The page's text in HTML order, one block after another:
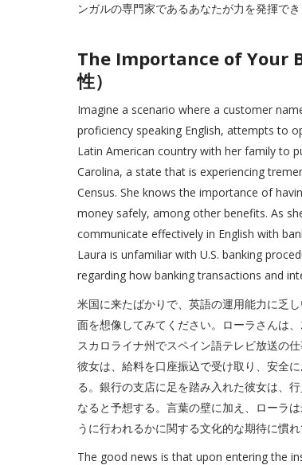
ンガルの専門家であるあなたが力を発揮でき
The Importance of Your
性）
Imagine a scenario where a customer
proficiency speaking English, attempts to
Latin American country with her family to
Carolina, a state that is experiencing
Census. She knows the importance of
money safely, among other benefits. As
communicate effectively in English with
Laura is unfamiliar with U.S. banking
regarding how banking transactions and
米国に来たばかりで、英語の運用能力に乏
面を想像してみてください。ローラさんは
スカロライナ州でスペイン語テレビ放送の
彼女は、給料を口座振込で受け取り、安全
る。銀行の支店に足を踏み入れた彼女は、
なると予想する。言葉の壁に加え、ローラ
うに行われるかに関する文化的な期待に慣れ
The good news is that upon entering the